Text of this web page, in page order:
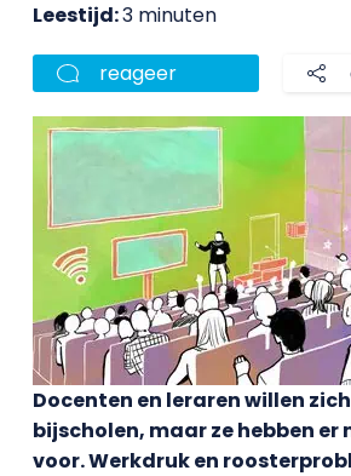
Leestijd:3 minuten
reageer
Docenten en leraren willen
bijscholen, maar ze hebben
voor. Werkdruk en